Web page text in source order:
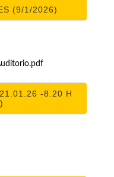
(9/1/2026)
-8.20 H